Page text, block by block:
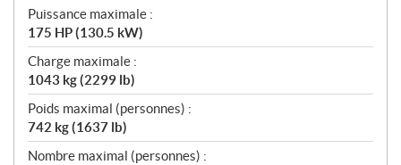
Puissance maximale :
175 HP (130.5 kW)
Charge maximale :
1043 kg (2299 lb)
Poids maximal (personnes) :
742 kg (1637 lb)
Nombre maximal (personnes) :